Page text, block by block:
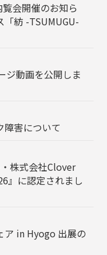
覧会開催のお知ら
紡 -TSUMUGU-
ジ動画を公開しま
障害について
株式会社Clover
』に認定されまし
ア in Hyogo 出展の